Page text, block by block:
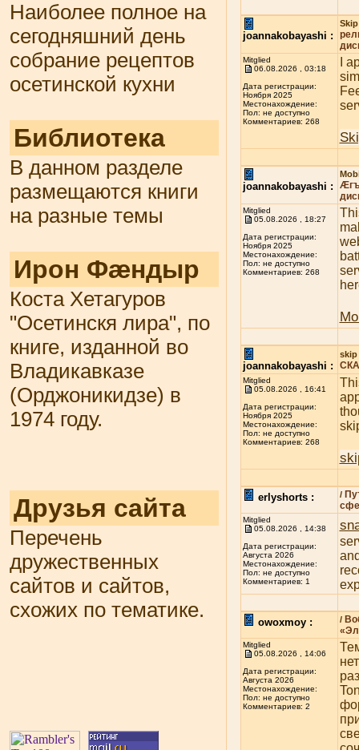
Наиболее полное на
сегодняшний день
собрание рецептов
осетинской кухни
Библиотека
В данном разделе
размещаются книги
на разные темы
Ирон Фæндыр
Коста Хетагуров
"Осетинскя лира", по
книге, изданной во
Владикавказе
(Орджоникидзе) в
1974 году.
Друзья сайта
Перечень
дружественных
сайтов и сайтов,
схожих по тематике.
joannakobayashi :
Mitglied
06.08.2026 , 03:18
Дата регистрации:
Ноября 2025
Местонахождение:
Пол: не доступно
Комментариев: 268
I
joannakobayashi :
Mitglied
05.08.2026 , 18:27
Дата регистрации:
Ноября 2025
Местонахождение:
Пол: не доступно
Комментариев: 268
joannakobayashi :
Mitglied
05.08.2026 , 16:41
Дата регистрации:
Ноября 2025
Местонахождение:
Пол: не доступно
Комментариев: 268
erlyshorts : /
Mitglied
05.08.2026 , 14:38
Дата регистрации:
Августа 2026
Местонахождение:
Пол: не доступно
Комментариев: 1
owoxmoy : /
Mitglied
05.08.2026 , 14:06
Дата регистрации:
Августа 2026
Местонахождение:
Пол: не доступно
Комментариев: 2